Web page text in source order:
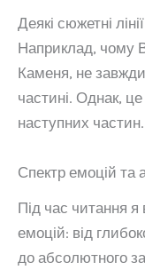
Деякі сюжетні
Наприклад, чому
Каменя, не
частині. Однак, це
наступних частин.
Спектр емоцій та
Під час читання я
емоцій: від
до абсолютного